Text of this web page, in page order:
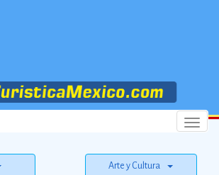
Menu
Arte y Cultura